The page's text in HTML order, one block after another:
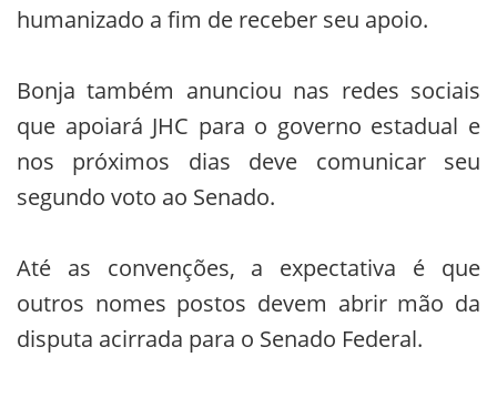
humanizado a fim de receber seu apoio.
Bonja também anunciou nas redes sociais
que apoiará JHC para o governo estadual e
nos próximos dias deve comunicar seu
segundo voto ao Senado.
Até as convenções, a expectativa é que
outros nomes postos devem abrir mão da
disputa acirrada para o Senado Federal.